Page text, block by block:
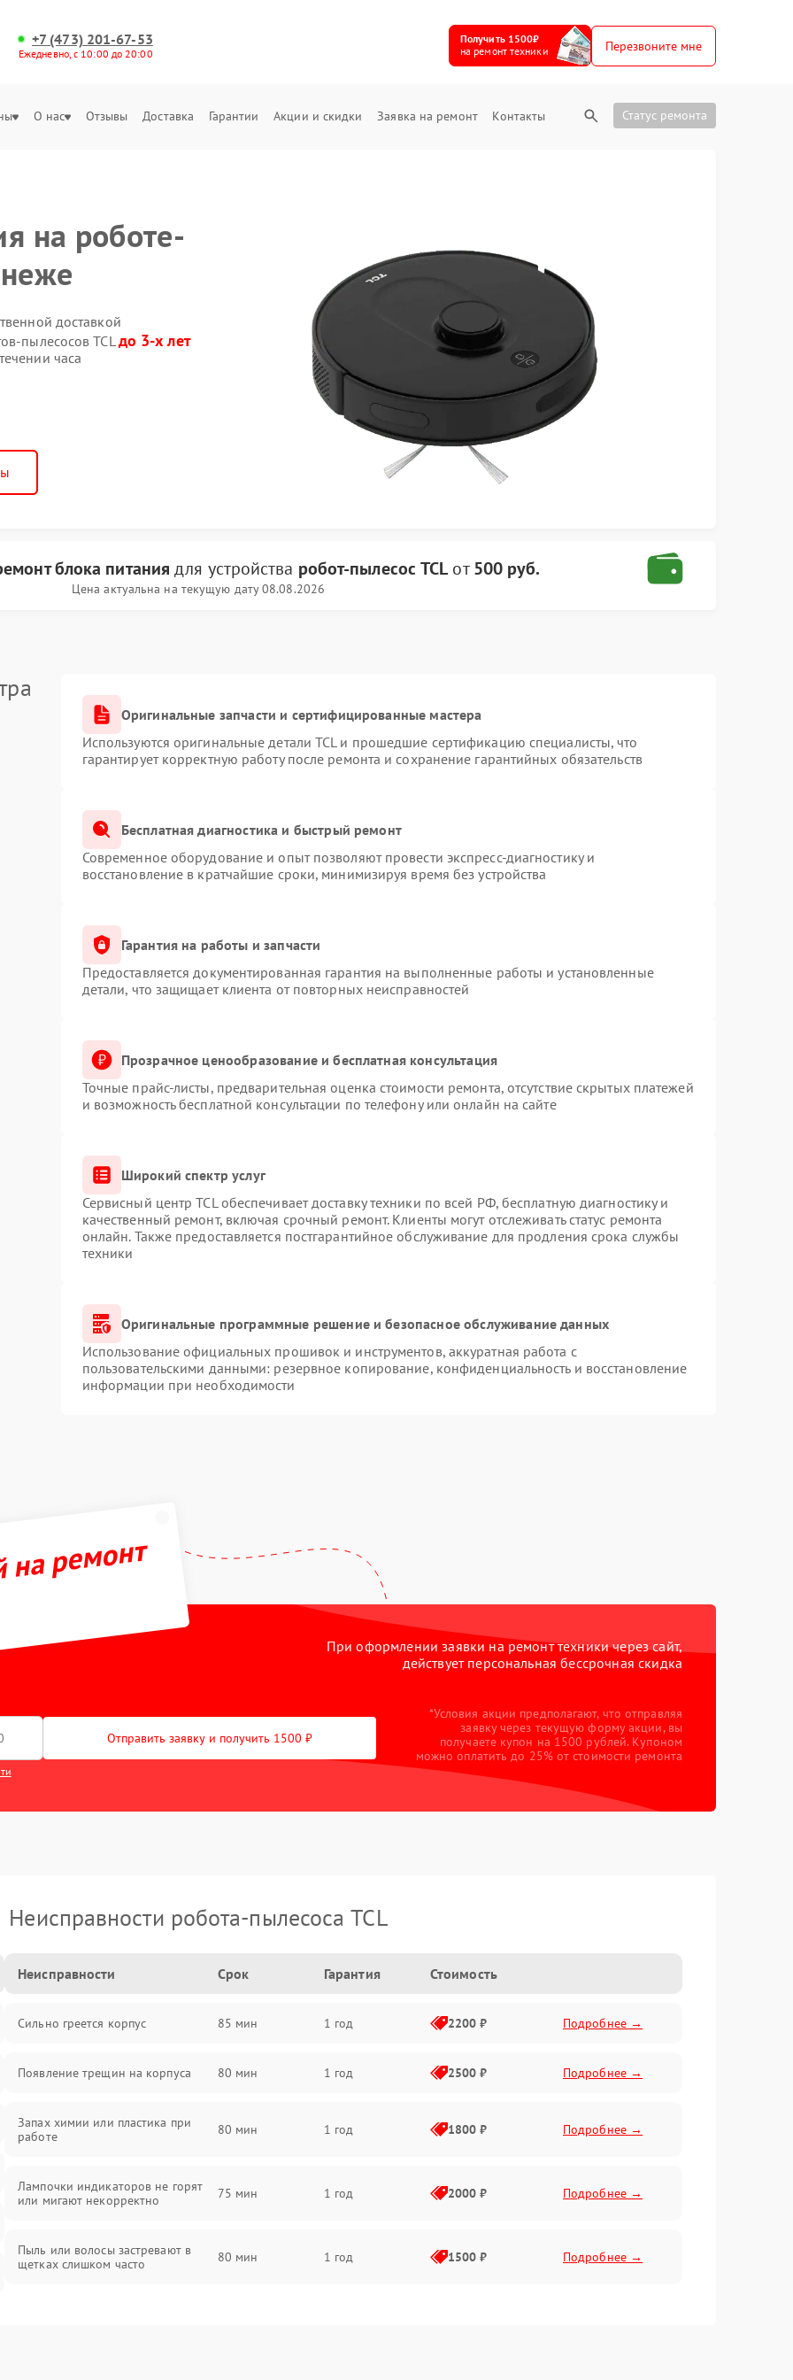
+7 (473) 201-67-53
Ежедневно, с 10:00 до 20:00
Получить 1500₽
на ремонт техники
Перезвоните мне
О нас Отзывы Доставка Гарантии Акции и скидки Заявка на ремонт Контакты Статус ремонта
на роботе-
доставкой
пылесосов TCL до 3-х лет
часа
блока питания для устройства робот-пылесос TCL от500 руб.
Цена актуальна на текущую дату 08.08.2026
Оригинальные запчасти и сертифицированные мастера
Используются оригинальные детали TCL и прошедшие сертификацию специалисты, что
гарантирует корректную работу после ремонта и сохранение гарантийных обязательств
Бесплатная диагностика и быстрый ремонт
Современное оборудование и опыт позволяют провести экспресс-диагностику и
восстановление в кратчайшие сроки, минимизируя время без устройства
Гарантия на работы и запчасти
Предоставляется документированная гарантия на выполненные работы и установленные
детали, что защищает клиента от повторных неисправностей
Прозрачное ценообразование и бесплатная консультация
Точные прайс-листы, предварительная оценка стоимости ремонта, отсутствие скрытых платежей
и возможность бесплатной консультации по телефону или онлайн на сайте
Широкий спектр услуг
Сервисный центр TCL обеспечивает доставку техники по всей РФ, бесплатную диагностику и
качественный ремонт, включая срочный ремонт. Клиенты могут отслеживать статус ремонта
онлайн. Также предоставляется постгарантийное обслуживание для продления срока службы
техники
Оригинальные программные решение и безопасное обслуживание данных
Использование официальных прошивок и инструментов, аккуратная работа с
пользовательскими данными: резервное копирование, конфиденциальность и восстановление
информации при необходимости
ремонт
При оформлении заявки на ремонт техники через сайт,
действует персональная бессрочная скидка
Отправить заявку и получить 1500 ₽
*Условия акции предполагают, что отправляя
заявку через текущую форму акции, вы
получаете купон на 1500 рублей. Купоном
можно оплатить до 25% от стоимости ремонта
Неисправности робота-пылесоса TCL
Неисправности Срок Гарантия Стоимость
Сильно греется корпус 85 мин 1 год 2200 ₽ Подробнее →
Появление трещин на корпуса 80 мин 1 год 2500 ₽ Подробнее →
Запах химии или пластика при
работе
80 мин 1 год 1800 ₽ Подробнее →
Лампочки индикаторов не горят
или мигают некорректно
75 мин 1 год 2000 ₽ Подробнее →
Пыль или волосы застревают в
щетках слишком часто
80 мин 1 год 1500 ₽ Подробнее →